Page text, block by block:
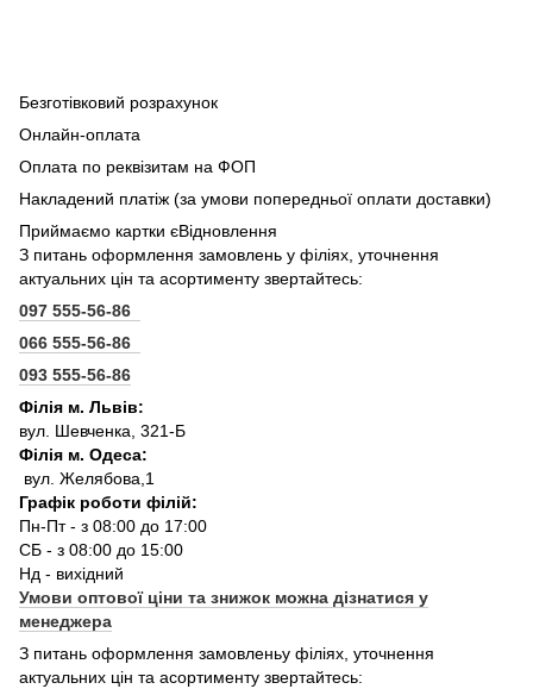
Безготівковий розрахунок
Онлайн-оплата
Оплата по реквізитам на ФОП
Накладений платіж (за умови попередньої оплати доставки)
Приймаємо картки єВідновлення
З питань оформлення замовлень у філіях, уточнення
актуальних цін та асортименту звертайтесь:
097 555-56-86
066 555-56-86
093 555-56-86
Філія м. Львів:
вул. Шевченка, 321-Б
Філія м. Одеса:
вул. Желябова,1
Графік роботи філій:
Пн-Пт - з 08:00 до 17:00
СБ - з 08:00 до 15:00
Нд - вихідний
Умови оптової ціни та знижок можна дізнатися у
менеджера
З питань оформлення замовленьу філіях, уточнення
актуальних цін та асортименту звертайтесь: